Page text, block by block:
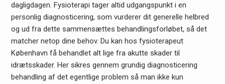
dagligdagen. Fysioterapi tager altid udgangspunkt i en
personlig diagnosticering, som vurderer dit generelle helbred
og ud fra dette sammensættes behandlingsforløbet, så det
matcher netop dine behov. Du kan hos fysioterapeut
København få behandlet alt lige fra akutte skader til
idrætsskader. Her sikres gennem grundig diagnosticering
behandling af det egentlige problem så man ikke kun